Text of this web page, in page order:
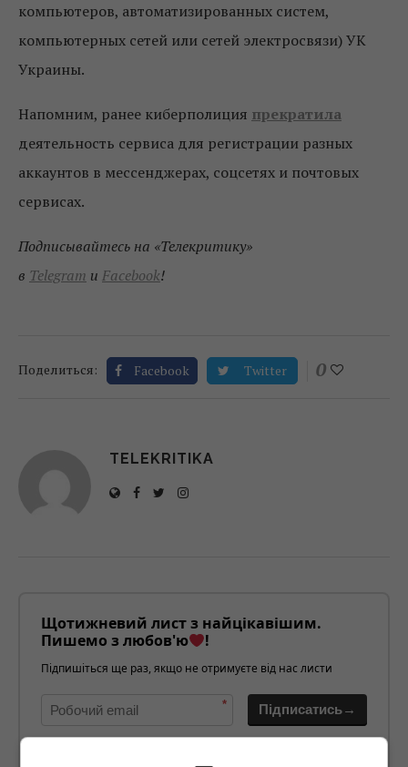
компьютеров, автоматизированных систем,
компьютерных сетей или сетей электросвязи) УК
Украины.
Напомним, ранее киберполиция прекратила
деятельность сервиса для регистрации разных
аккаунтов в мессенджерах, соцсетях и почтовых
сервисах.
Подписывайтесь на «Телекритику»
в Telegram и Facebook!
Поделиться: Facebook Twitter 0
TELEKRITIKA
Щотижневий лист з найцікавішим.
Пишемо з любов'ю
!
Підпишіться ще раз, якщо не отримуєте від нас листи
* Підписатись→